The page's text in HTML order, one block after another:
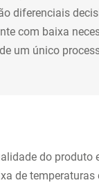
diferenciais
com baixa
um único
do produto
de temperaturas